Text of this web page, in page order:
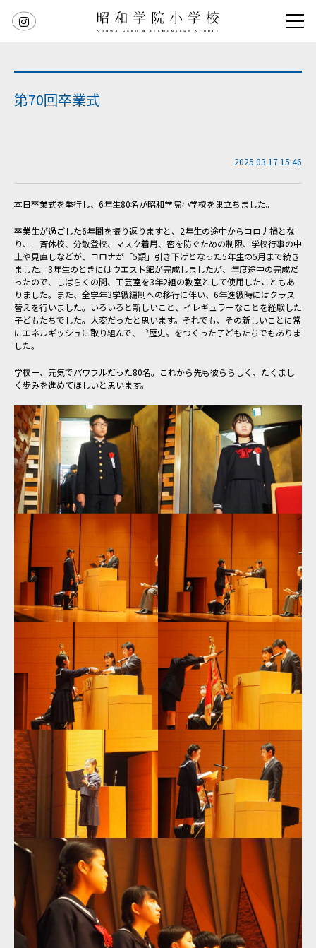
第70回卒業式
2025.03.17 15:46
本日卒業式を挙行し、6年生80名が昭和学院小学校を巣立ちました。
卒業生が過ごした6年間を振り返りますと、2年生の途中からコロナ禍とな
り、一斉休校、分散登校、マスク着用、密を防ぐための制限、学校行事の中
止や見直しなどが、コロナが「5類」引き下げとなった5年生の5月まで続き
ました。3年生のときにはウエスト館が完成しましたが、年度途中の完成だ
ったので、しばらくの間、工芸室を3年2組の教室として使用したこともあ
りました。また、全学年3学級編制への移行に伴い、6年進級時にはクラス
替えを行いました。いろいろと新しいこと、イレギュラーなことを経験した
子どもたちでした。大変だったと思います。それでも、その新しいことに常
にエネルギッシュに取り組んで、〝歴史〟をつくった子どもたちでもありま
した。
学校一、元気でパワフルだった80名。これから先も彼ららしく、たくまし
く歩みを進めてほしいと思います。